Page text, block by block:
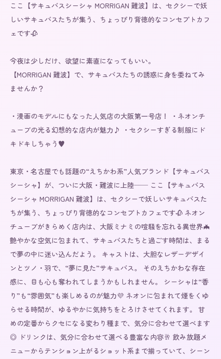
ここ【サキュバスシーシャ MORRIGAN 難波】は、セクシーで妖
しいサキュバスたちが集う、ちょっぴり背徳的なコンセプトカフ
ェです🥀
今夜は少しだけ、欲望に素直になってもいい。
【MORRIGAN 難波】で、サキュバスたちの誘惑に身を委ねてみ
ませんか？
・漫画のモデルにもなった人気店の大阪第一号店！ ・ネオンチ
ューブの光る幻想的な店内が魅力♪ ・セクシーすぎる制服にド
キドキしちゃう♥
東京・名古屋でも話題の“えちかわ系”人気ブランド【サキュバス
シーシャ】が、ついに大阪・難波に上陸── ここ【サキュバス
シーシャ MORRIGAN 難波】は、セクシーで妖しいサキュバスた
ちが集う、ちょっぴり背徳的なコンセプトカフェです🥀 ネオン
チューブがきらめく店内は、大阪ミナミの喧騒を忘れる異世界🦇
艶やかな空気に包まれて、サキュバスたちと過ごす時間は、まる
で夢の中に迷い込んだよう。 キャストは、大胆なレザーデザイ
ンとツノ・羽で、“夢に見た”サキュバス。 そのえちかわな存在
感に、目も心も奪われてしまうかもしれません。 シーシャは“香
り”も“雰囲気”も楽しめるのが魅力💜 ネオンに包まれて煙をくゆ
らせる時間が、ゆるやかに気持ちをとろけさせてくれます。 甘
めの定番からクセになる変わり種まで、気分に合わせて選べます
◎ ドリンクは、気分に合わせて選べる豊富な内容🥂 飲み放題メ
ニューからテンション上がるショット系まで揃っていて、シーン